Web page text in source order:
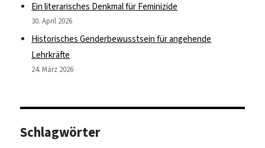
Ein literarisches Denkmal für Feminizide
30. April 2026
Historisches Genderbewusstsein für angehende
Lehrkräfte
24. März 2026
Schlagwörter